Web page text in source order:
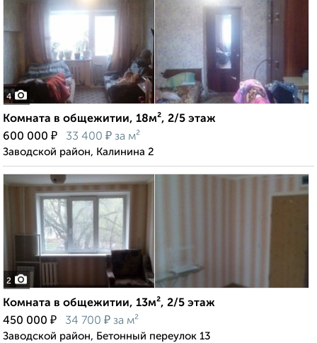
4
Комната в общежитии, 18м², 2/5 этаж
600 000 ₽ 33 400 ₽ за м²
Заводской район, Калинина 2
2
Комната в общежитии, 13м², 2/5 этаж
450 000 ₽ 34 700 ₽ за м²
Заводской район, Бетонный переулок 13